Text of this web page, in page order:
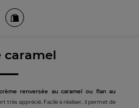
du chocolat
Commandez en ligne
caramel
crème renversée au caramel ou flan au
très apprécié. Facile à réaliser, il permet de